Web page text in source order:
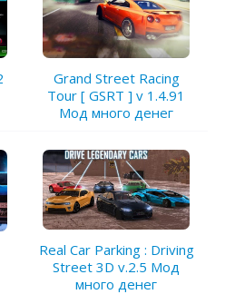
Grand Street Racing
Tour [ GSRT ] v 1.4.91
Мод много денег
Real Car Parking : Driving
Street 3D v.2.5 Мод
много денег